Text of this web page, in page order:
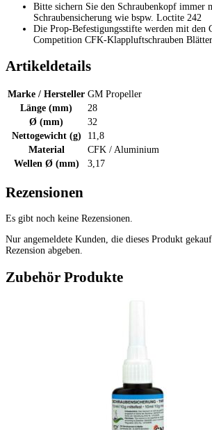
Bitte sichern Sie den Schraubenkopf immer
Schraubensicherung wie bspw. Loctite 242
Die Prop-Befestigungsstifte werden mit den
Competition CFK-Klappluftschrauben
Artikeldetails
Marke / Hersteller GM Propeller
Länge (mm)
28
Ø (mm)
32
Nettogewicht (g)
11,8
Material
CFK / Aluminium
Wellen Ø (mm)
3,17
Rezensionen
Es gibt noch keine Rezensionen.
Nur angemeldete Kunden, die dieses Produkt
Rezension abgeben.
Zubehör Produkte